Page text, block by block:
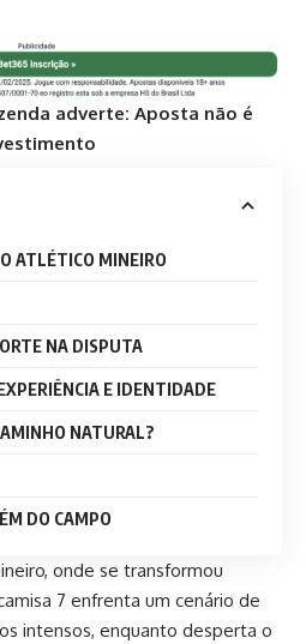
adverte: Aposta não é
ATLÉTICO MINEIRO
NA DISPUTA
E IDENTIDADE
NATURAL?
DO CAMPO
onde se transformou
7 enfrenta um cenário de
intensos, enquanto desperta o